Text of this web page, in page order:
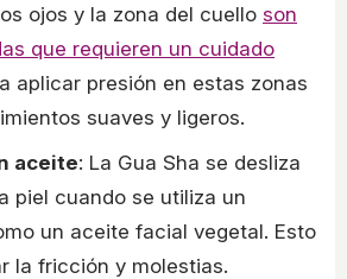
ojos y la zona del cuello son
que requieren un cuidado
aplicar presión en estas zonas
suaves y ligeros.
aceite: La Gua Sha se desliza
piel cuando se utiliza un
un aceite facial vegetal. Esto
la fricción y molestias.